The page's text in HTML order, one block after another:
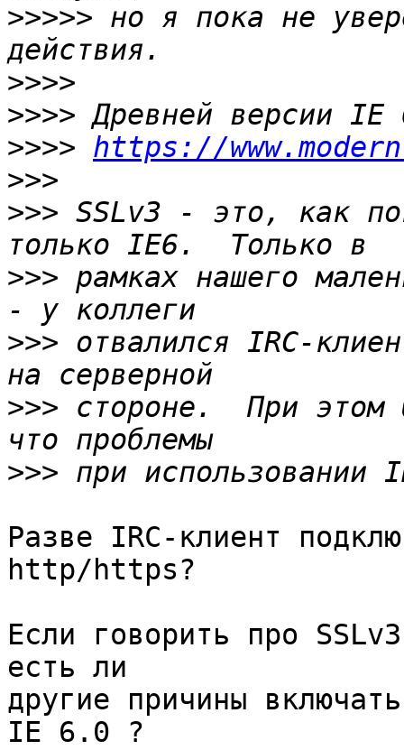
>>>>> но я пока не
>>>>
>>>>
>>>> https://
>>>
>>> SSLv3 - это, как
>>> рамках нашего
>>> отвалился IRC-
>>> стороне.  При этом
>>>
Разве IRC-клиент
http/https?
Если говорить про
есть ли
другие причины
IE 6.0 ?